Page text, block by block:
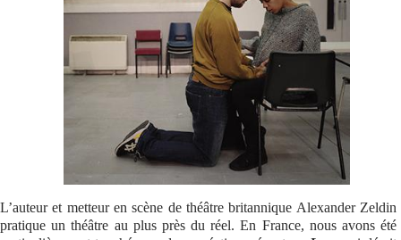
L’auteur et metteur en scène de théâtre britannique Alexander Zeldin
pratique un théâtre au plus près du réel. En France, nous avons été